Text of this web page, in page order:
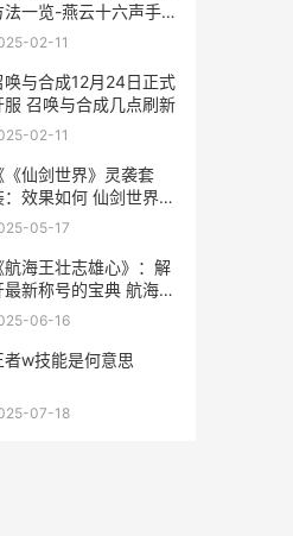
法一览-燕云十六声手游
出门派怎么做 燕云十六
02-11
唤与合成12月24日正式
服 召唤与合成几点刷新
02-11
《仙剑世界》灵袭套
：效果如何 仙剑世界五
诧变05-17
航海王壮志雄心》：解
最新称号的宝典 航海王
志雄心pc端
06-16
者w技能是何意思
07-18